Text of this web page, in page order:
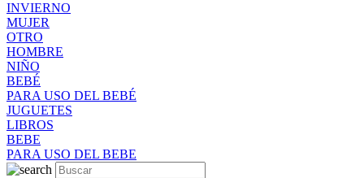
INVIERNO
MUJER
OTRO
HOMBRE
NIÑO
BEBÉ
PARA USO DEL BEBÉ
JUGUETES
LIBROS
BEBE
PARA USO DEL BEBE